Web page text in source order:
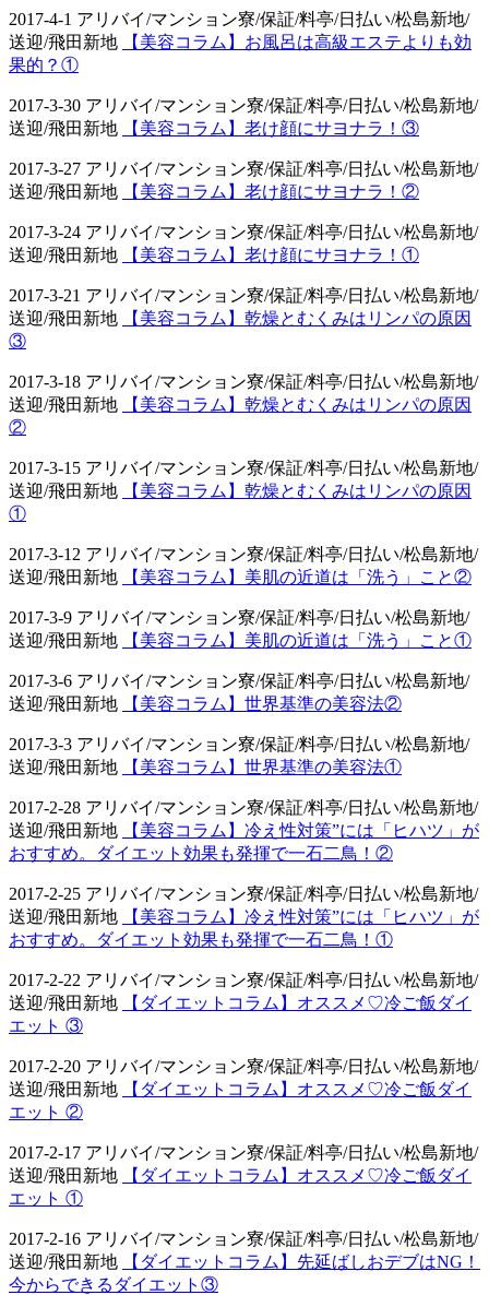
2017-4-1 アリバイ/マンション寮/保証/料亭/日払い/松島新地/
送迎/飛田新地
【美容コラム】お風呂は高級エステよりも効
果的？①
2017-3-30 アリバイ/マンション寮/保証/料亭/日払い/松島新地/
送迎/飛田新地
【美容コラム】老け顔にサヨナラ！③
2017-3-27 アリバイ/マンション寮/保証/料亭/日払い/松島新地/
送迎/飛田新地
【美容コラム】老け顔にサヨナラ！②
2017-3-24 アリバイ/マンション寮/保証/料亭/日払い/松島新地/
送迎/飛田新地
【美容コラム】老け顔にサヨナラ！①
2017-3-21 アリバイ/マンション寮/保証/料亭/日払い/松島新地/
送迎/飛田新地
【美容コラム】乾燥とむくみはリンパの原因
③
2017-3-18 アリバイ/マンション寮/保証/料亭/日払い/松島新地/
送迎/飛田新地
【美容コラム】乾燥とむくみはリンパの原因
②
2017-3-15 アリバイ/マンション寮/保証/料亭/日払い/松島新地/
送迎/飛田新地
【美容コラム】乾燥とむくみはリンパの原因
①
2017-3-12 アリバイ/マンション寮/保証/料亭/日払い/松島新地/
送迎/飛田新地
【美容コラム】美肌の近道は「洗う」こと②
2017-3-9 アリバイ/マンション寮/保証/料亭/日払い/松島新地/
送迎/飛田新地
【美容コラム】美肌の近道は「洗う」こと①
2017-3-6 アリバイ/マンション寮/保証/料亭/日払い/松島新地/
送迎/飛田新地
【美容コラム】世界基準の美容法②
2017-3-3 アリバイ/マンション寮/保証/料亭/日払い/松島新地/
送迎/飛田新地
【美容コラム】世界基準の美容法①
2017-2-28 アリバイ/マンション寮/保証/料亭/日払い/松島新地/
送迎/飛田新地
【美容コラム】冷え性対策”には「ヒハツ」が
おすすめ。ダイエット効果も発揮で一石二鳥！②
2017-2-25 アリバイ/マンション寮/保証/料亭/日払い/松島新地/
送迎/飛田新地
【美容コラム】冷え性対策”には「ヒハツ」が
おすすめ。ダイエット効果も発揮で一石二鳥！①
2017-2-22 アリバイ/マンション寮/保証/料亭/日払い/松島新地/
送迎/飛田新地
【ダイエットコラム】オススメ♡冷ご飯ダイ
エット ③
2017-2-20 アリバイ/マンション寮/保証/料亭/日払い/松島新地/
送迎/飛田新地
【ダイエットコラム】オススメ♡冷ご飯ダイ
エット ②
2017-2-17 アリバイ/マンション寮/保証/料亭/日払い/松島新地/
送迎/飛田新地
【ダイエットコラム】オススメ♡冷ご飯ダイ
エット ①
2017-2-16 アリバイ/マンション寮/保証/料亭/日払い/松島新地/
送迎/飛田新地
【ダイエットコラム】先延ばしおデブはNG！
今からできるダイエット③